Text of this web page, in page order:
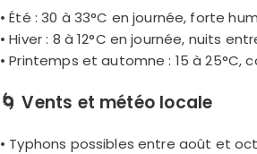
• Été : 30 à 33°C en journée, forte
• Hiver : 8 à 12°C en journée, nuits
• Printemps et automne : 15 à 25°C,
🌀Vents et météo locale
• Typhons possibles entre août et